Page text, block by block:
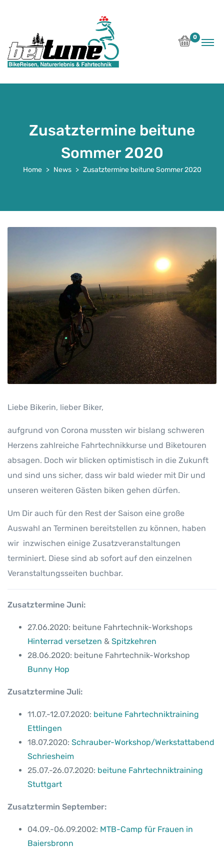
0
Zusatztermine beitune
Sommer 2020
Home News Zusatztermine beitune Sommer 2020
Liebe Bikerin, lieber Biker,
aufgrund von Corona mussten wir bislang schweren
Herzens zahlreiche Fahrtechnikkurse und Biketouren
absagen. Doch wir blicken optimistisch in die Zukunft
und sind uns sicher, dass wir bald wieder mit Dir und
unseren weiteren Gästen biken gehen dürfen.
Um Dir auch für den Rest der Saison eine große
Auswahl an Terminen bereitstellen zu können, haben
wir inzwischen einige Zusatzveranstaltungen
terminiert. Diese sind ab sofort auf den einzelnen
Veranstaltungsseiten buchbar.
Zusatztermine Juni:
27.06.2020: beitune Fahrtechnik-Workshops
Hinterrad versetzen & Spitzkehren
28.06.2020: beitune Fahrtechnik-Workshop
Bunny Hop
Zusatztermine Juli:
11.07.-12.07.2020: beitune Fahrtechniktraining
Ettlingen
18.07.2020: Schrauber-Workshop/Werkstattabend
Schriesheim
25.07.-26.07.2020: beitune Fahrtechniktraining
Stuttgart
Zusatztermin September:
04.09.-06.09.2002: MTB-Camp für Frauen in
Baiersbronn